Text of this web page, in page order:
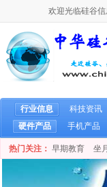
欢迎光临硅谷信
行业信息 科技资讯
硬件产品
手机产品
热门关注： 早期教育 坐